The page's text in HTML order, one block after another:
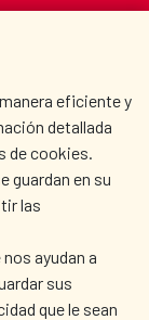
eficiente y
detallada
de cookies.
guardan en su
las
nos ayudan a
sus
que le sean
COOPERATE?
ROOM